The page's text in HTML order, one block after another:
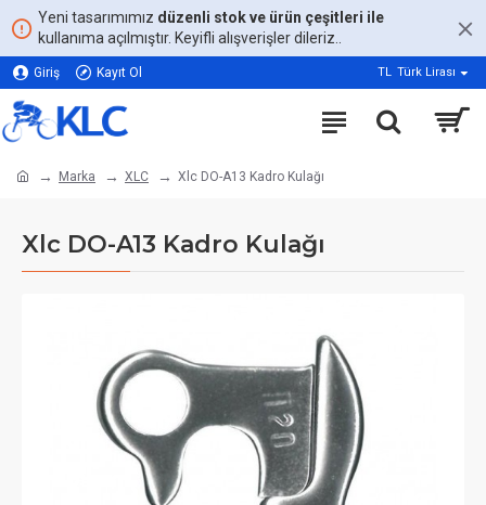
Yeni tasarımımız düzenli stok ve ürün çeşitleri ile
kullanıma açılmıştır. Keyifli alışverişler dileriz..
Giriş Kayıt Ol TL Türk Lirası
Marka XLC Xlc DO-A13 Kadro Kulağı
Xlc DO-A13 Kadro Kulağı